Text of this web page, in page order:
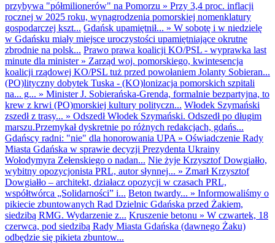
przybywa "półmilionerów" na Pomorzu » Przy 3,4 proc. inflacji
rocznej w 2025 roku, wynagrodzenia pomorskiej nomenklatury
gospodarczej kszt... Gdańsk upamiętnił... » W sobotę i w niedzielę
w Gdańsku miały miejsce uroczystości upamiętniające okrutne
zbrodnie na polsk... Prawo prawa koalicji KO/PSL - wyprawka last
minute dla minister» Zarząd woj. pomorskiego, kwintesencja
koalicji rządowej KO/PSL tuż przed powołaniem Jolanty Sobieran...
(PO)lityczny dobytek Tuska - (KO)lonizacja pomorskich szpitali
na... g... » Minister J. Sobierańska-Grenda, formalnie bezpartyjna, to
krew z krwi (PO)morskiej kultury polityczn... Włodek Szymański
zszedł z trasy... » Odszedł Włodek Szymański. Odszedł po długim
marszu.Przemykał dyskretnie po różnych redakcjach, gdańs...
Gdańscy radni: "nie" dla honorowania UPA » Oświadczenie Rady
Miasta Gdańska w sprawie decyzji Prezydenta Ukrainy
Wołodymyra Zełenskiego o nadan... Nie żyje Krzysztof Dowgiałło,
wybitny opozycjonista PRL, autor słynnej... » Zmarł Krzysztof
Dowgiałło – architekt, działacz opozycji w czasach PRL,
współtwórca „Solidarności” i... Beton twardy... » Informowaliśmy o
pikiecie zbuntowanych Rad Dzielnic Gdańska przed Żakiem,
siedzibą RMG. Wydarzenie z... Kruszenie betonu » W czwartek, 18
czerwca, pod siedzibą Rady Miasta Gdańska (dawnego Żaku)
odbędzie się pikieta zbuntow...